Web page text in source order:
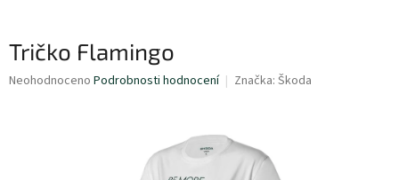
Tričko Flamingo
Průměrné
Neohodnoceno Podrobnosti hodnocení Značka: Škoda